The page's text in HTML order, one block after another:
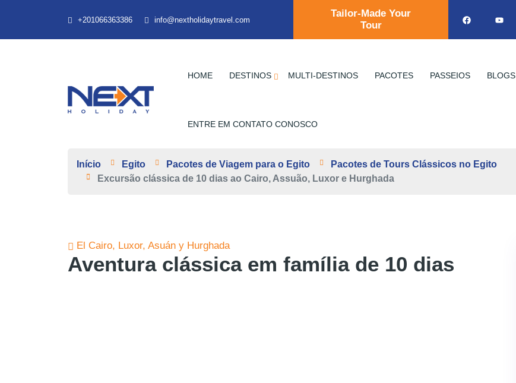
+201066363386 info@nextholidaytravel.com
Tailor-Made Your
Tour
HOME DESTINOS MULTI-DESTINOS PACOTES PASSEIOS BLOGS
ENTRE EM CONTATO CONOSCO
Início Egito Pacotes de Viagem para o Egito
Pacotes de Tours Clássicos no Egito
Excursão clássica de 10 dias ao Cairo, Assuão, Luxor e Hurghada
El Cairo, Luxor, Asuán y Hurghada
Aventura clássica em família de 10 dias